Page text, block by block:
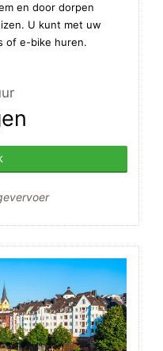
en door dorpen
U kunt met uw
of e-bike huren.